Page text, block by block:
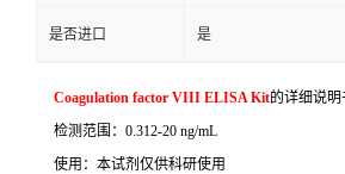
是否进口 是
Coagulation factor VIII ELISA Kit的详细说明
检测范围： 0.312-20 ng/mL
使用：本试剂仅供科研使用